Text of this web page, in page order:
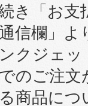
き「お
信欄」
クジェッ
のご注文
商品につ